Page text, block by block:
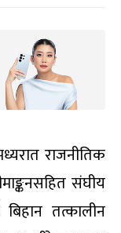
राजनीतिक
संघीय
तत्कालीन